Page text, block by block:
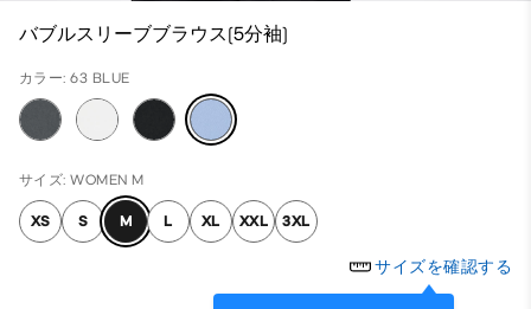
バブルスリーブブラウス(5分袖)
カラー: 63 BLUE
サイズ: WOMEN M
XS S M L XL XXL 3XL
サイズを確認する